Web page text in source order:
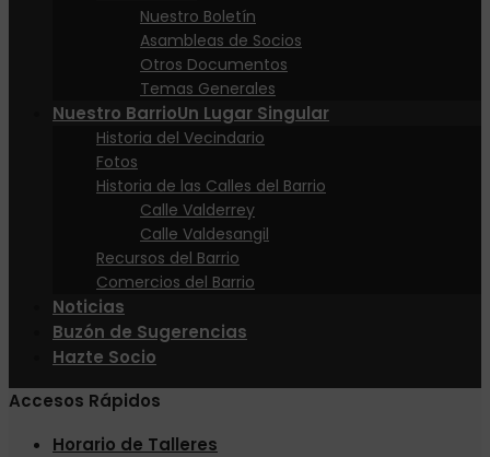
Nuestro Boletín
Asambleas de Socios
Otros Documentos
Temas Generales
Nuestro BarrioUn Lugar Singular
Historia del Vecindario
Fotos
Historia de las Calles del Barrio
Calle Valderrey
Calle Valdesangil
Recursos del Barrio
Comercios del Barrio
Noticias
Buzón de Sugerencias
Hazte Socio
Accesos Rápidos
Horario de Talleres